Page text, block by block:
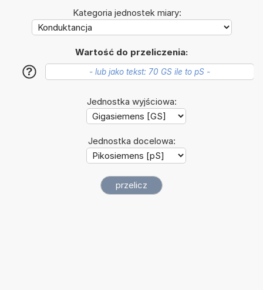
Kategoria jednostek miary:
Wartość do przeliczenia:
?
Jednostka wyjściowa:
Jednostka docelowa: